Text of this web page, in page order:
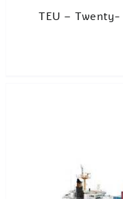
נפח של מכולה נמדד ביחידות ששמן TEU – Twenty-